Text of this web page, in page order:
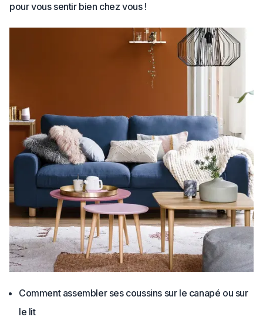
pour vous sentir bien chez vous !
Comment assembler ses coussins sur le canapé ou sur
le lit